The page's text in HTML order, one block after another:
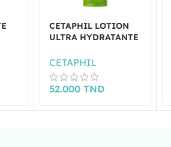
CETAPHIL LOTION
ULTRA HYDRATANTE
225ML
CETAPHIL
52.000TND